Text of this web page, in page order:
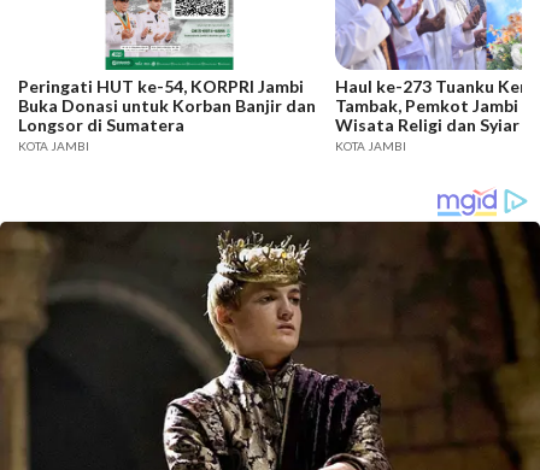
Peringati HUT ke-54, KORPRI Jambi
Buka Donasi untuk Korban Banjir dan
Longsor di Sumatera
KOTA JAMBI
Haul ke-273 Tuanku
Tambak, Pemkot Jambi
Wisata Religi dan Syiar
KOTA JAMBI